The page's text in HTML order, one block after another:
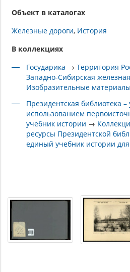
Объект в каталогах
Железные дороги История
В коллекциях
Государика →Территория
Западно-Сибирская
Изобразительные материалы
Президентская библиотека
использованием
учебник истории →
ресурсы Президентской
единый учебник истории для